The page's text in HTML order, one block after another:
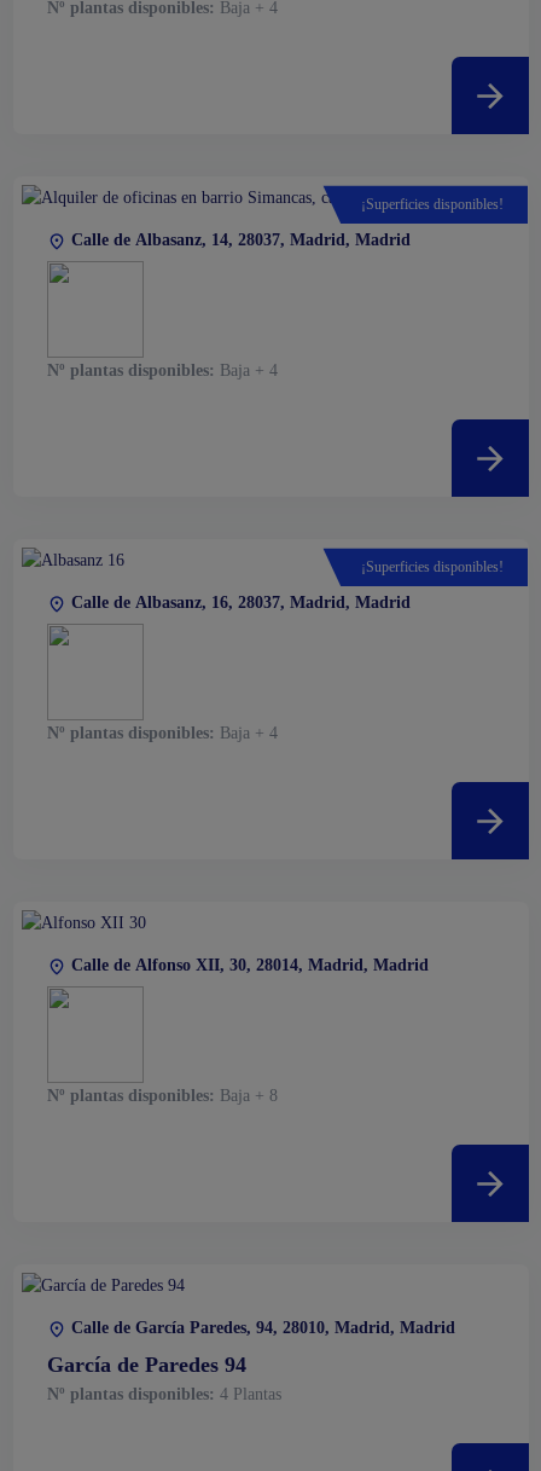
Nº plantas disponibles: Baja + 4
¡Superficies disponibles!
Calle de Albasanz, 14, 28037, Madrid, Madrid
Nº plantas disponibles: Baja + 4
¡Superficies disponibles!
Calle de Albasanz, 16, 28037, Madrid, Madrid
Nº plantas disponibles: Baja + 4
Calle de Alfonso XII, 30, 28014, Madrid, Madrid
Nº plantas disponibles: Baja + 8
Calle de García Paredes, 94, 28010, Madrid, Madrid
García de Paredes 94
Nº plantas disponibles: 4 Plantas